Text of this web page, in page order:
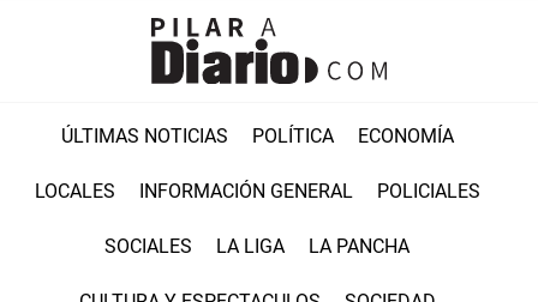
ÚLTIMAS NOTICIAS POLÍTICA ECONOMÍA
LOCALES INFORMACIÓN GENERAL POLICIALES
SOCIALES LA LIGA LA PANCHA